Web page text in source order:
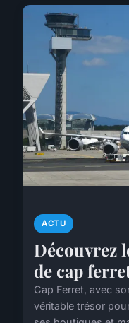
ACTU
Découvrez
de cap
Cap Ferret, avec
véritable trésor